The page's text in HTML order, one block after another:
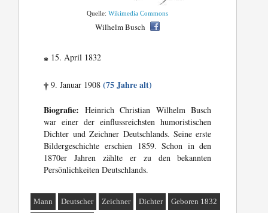
Quelle:Wikimedia Commons
Wilhelm Busch
* 15. April 1832
† 9. Januar 1908(75 Jahre alt)
Biografie: Heinrich Christian Wilhelm Busch
war einer der einflussreichsten humoristischen
Dichter und Zeichner Deutschlands. Seine erste
Bildergeschichte erschien 1859. Schon in den
1870er Jahren zählte er zu den bekannten
Persönlichkeiten Deutschlands.
Mann Deutscher Zeichner Dichter Geboren 1832